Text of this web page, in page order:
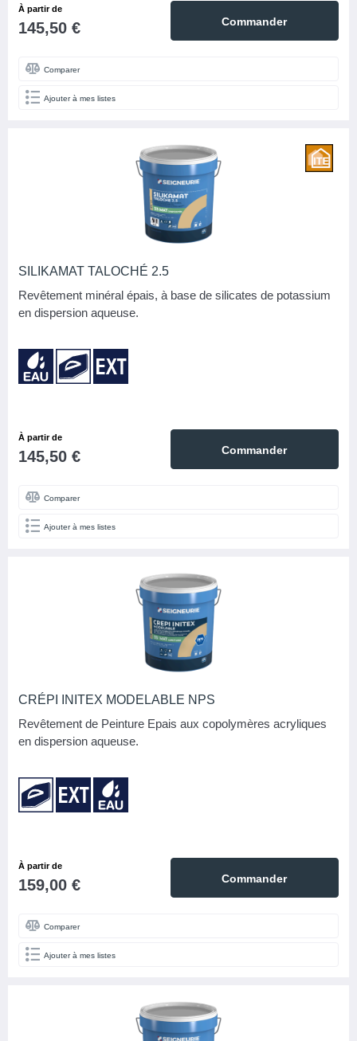
À partir de
145,50 € Commander
Comparer
Ajouter à mes listes
SILIKAMAT TALOCHÉ 2.5
Revêtement minéral épais, à base de silicates de potassium
en dispersion aqueuse.
À partir de
145,50 € Commander
Comparer
Ajouter à mes listes
CRÉPI INITEX MODELABLE NPS
Revêtement de Peinture Epais aux copolymères acryliques
en dispersion aqueuse.
À partir de
159,00 € Commander
Comparer
Ajouter à mes listes